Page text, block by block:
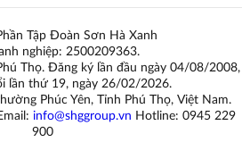
Tập Đoàn Sơn Hà Xanh
nghiệp: 2500209363.
Thọ. Đăng ký lần đầu ngày 04/08/2008,
lần thứ 19, ngày 26/02/2026.
Phúc Yên, Tỉnh Phú Thọ, Việt Nam.
info@shggroup.vn Hotline: 0945 229
900